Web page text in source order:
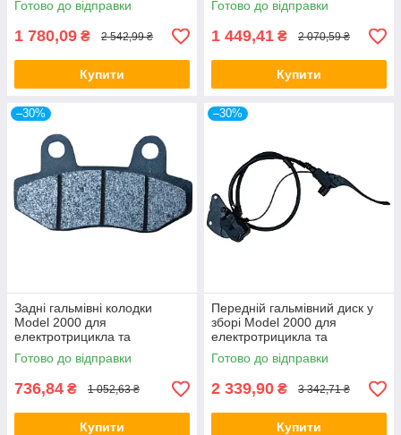
Готово до відправки
1 780,09 ₴ 2 542,99 ₴
Купити
Готово до відправки
1 449,41 ₴ 2 070,59 ₴
Купити
–30%
Задні гальмівні колодки
Model 2000 для
електротрицикла та
електротранспорту
Готово до відправки
736,84 ₴ 1 052,63 ₴
Купити
–30%
Передній гальмівний диск у
зборі Model 2000 для
електротрицикла та
електротранспорту
Готово до відправки
2 339,90 ₴ 3 342,71 ₴
Купити